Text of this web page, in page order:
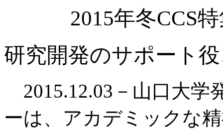
2015年冬CCS
研究開発のサポート
2015.12.03－山口大学
ーは、アカデミックな